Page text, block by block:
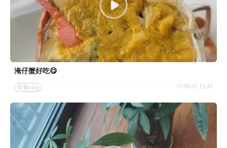
淹仔蟹好吃😋
美食vlog 08-05 13:45